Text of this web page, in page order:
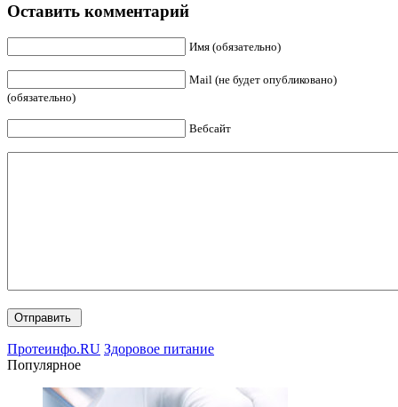
Оставить комментарий
Имя (обязательно)
Mail (не будет опубликовано)
(обязательно)
Вебсайт
Протеинфо.RU Здоровое питание
Популярное